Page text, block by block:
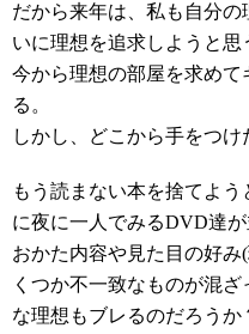
だから来年は、私も自分
いに理想を追求しようと思
今から理想の部屋を求め
る。
しかし、どこから手をつけ
もう読まない本を捨てよ
に夜に一人でみるDVD達
おかた内容や見た目の好
くつか不一致なものが混
な理想もブレるのだろうか